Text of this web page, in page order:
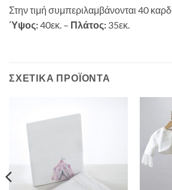
Στην τιμή συμπεριλαμβάνονται 40
Ύψος:40εκ. – Πλάτος: 35εκ.
ΣΧΕΤΙΚΆ ΠΡΟΪΌΝΤΑ